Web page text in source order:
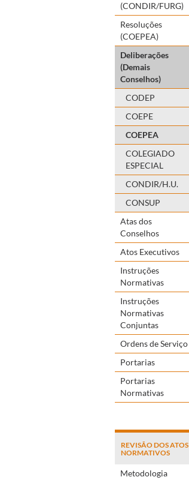
(CONDIR/FURG)
Resoluções
(COEPEA)
Deliberações
(Demais
Conselhos)
CODEP
COEPE
COEPEA
COLEGIADO
ESPECIAL
CONDIR/H.U.
CONSUP
Atas dos
Conselhos
Atos Executivos
Instruções
Normativas
Instruções
Normativas
Conjuntas
Ordens de Serviço
Portarias
Portarias
Normativas
REVISÃO DOS ATOS
NORMATIVOS
Metodologia